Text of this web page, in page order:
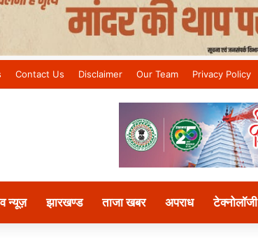
Contact Us Disclaimer Our Team Privacy Policy
Jharkhand No.1 News Channel
न्यूज़ झारखण्ड ताजा खबर अपराध टेक्नोलॉजी